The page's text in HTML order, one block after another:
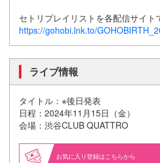
セトリプレイリストを各配信サイト
https://gohobi.lnk.to/
ライブ情報
タイトル：※後日発表
日程：2024年11月15日（金）
会場：渋谷CLUB QUATTRO
お気に入り登録はこちらから